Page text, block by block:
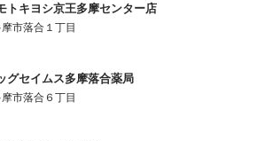
トキヨシ京王多摩センター店
市落合１丁目
グセイムス多摩落合薬局
市落合６丁目